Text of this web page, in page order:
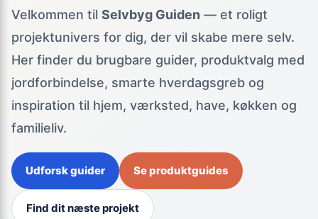
Velkommen til Selvbyg Guiden — et roligt
projektunivers for dig, der vil skabe mere selv.
Her finder du brugbare guider, produktvalg med
jordforbindelse, smarte hverdagsgreb og
inspiration til hjem, værksted, have, køkken og
familieliv.
Udforsk guider Se produktguides
Find dit næste projekt